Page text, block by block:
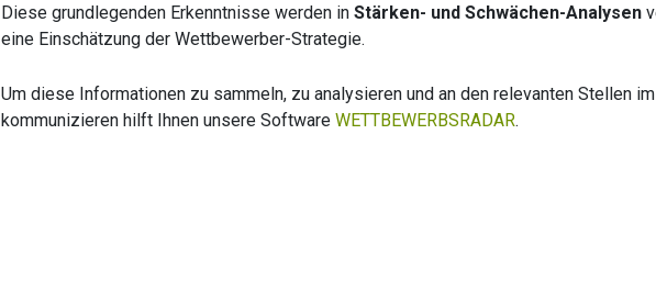
Diese grundlegenden Erkenntnisse werden in Stärken- und Schwächen-Analysen
eine Einschätzung der Wettbewerber-Strategie.
Um diese Informationen zu sammeln, zu analysieren und an den relevanten Stellen
kommunizieren hilft Ihnen unsere Software WETTBEWERBSRADAR.